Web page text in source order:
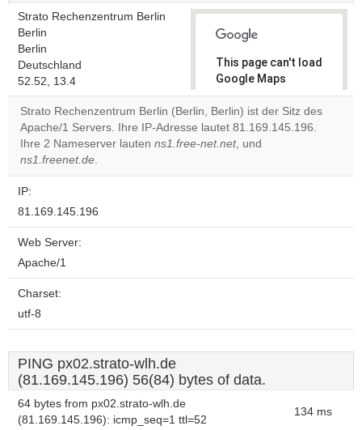
Strato Rechenzentrum Berlin
Berlin
Berlin
Deutschland
52.52, 13.4
This page can't load
Google Maps
correctly.
Do you
own this
Strato Rechenzentrum Berlin (Berlin, Berlin) ist der Sitz des
Apache/1 Servers. Ihre IP-Adresse lautet 81.169.145.196.
Ihre 2 Nameserver lauten ns1.free-net.net, und
ns1.freenet.de.
IP:
81.169.145.196
Web Server:
Apache/1
Charset:
utf-8
PING px02.strato-wlh.de
(81.169.145.196) 56(84) bytes of data.
64 bytes from px02.strato-wlh.de
(81.169.145.196): icmp_seq=1 ttl=52
134 ms